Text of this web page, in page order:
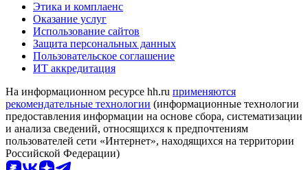
Этика и комплаенс
Оказание услуг
Использование сайтов
Защита персональных данных
Пользовательское соглашение
ИТ аккредитация
На информационном ресурсе hh.ru применяются
рекомендательные технологии (информационные технологии
предоставления информации на основе сбора, систематизации
и анализа сведений, относящихся к предпочтениям
пользователей сети «Интернет», находящихся на территории
Российской Федерации)